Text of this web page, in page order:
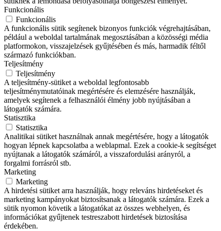
Funkcionális
Funkcionális
A funkcionális sütik segítenek bizonyos funkciók végrehajtásában,
például a weboldal tartalmának megosztásában a közösségi média
platformokon, visszajelzések gyűjtésében és más, harmadik féltől
származó funkciókban.
Teljesítmény
Teljesítmény
A teljesítmény-sütiket a weboldal legfontosabb
teljesítménymutatóinak megértésére és elemzésére használják,
amelyek segítenek a felhasználói élmény jobb nyújtásában a
látogatók számára.
Statisztika
Statisztika
Analitikai sütiket használnak annak megértésére, hogy a látogatók
hogyan lépnek kapcsolatba a weblapmal. Ezek a cookie-k segítséget
nyújtanak a látogatók számáról, a visszafordulási arányról, a
forgalmi forrásról stb.
Marketing
Marketing
A hirdetési sütiket arra használják, hogy releváns hirdetéseket és
marketing kampányokat biztosítsanak a látogatók számára. Ezek a
sütik nyomon követik a látogatókat az összes webhelyen, és
információkat gyűjtenek testreszabott hirdetések biztosítása
érdekében.